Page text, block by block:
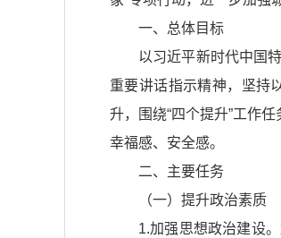
一、总体目标
以习近平新时代中国
重要讲话指示精神，坚持
升，围绕“四个提升”工作
幸福感、安全感。
二、主要任务
（一）提升政治素质
1.加强思想政治建设